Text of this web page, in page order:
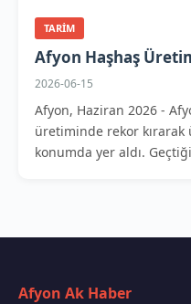
TARIM
Afyon Haşhaş
2026-06-15
Afyon, Haziran 2026 -
üretiminde rekor
konumda yer aldı.
Afyon Ak Haber